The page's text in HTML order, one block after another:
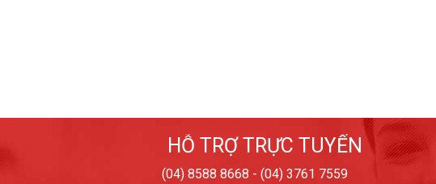
HỖ TRỢ TRỰC TUYẾN
(04) 8588 8668 - (04) 3761 7559